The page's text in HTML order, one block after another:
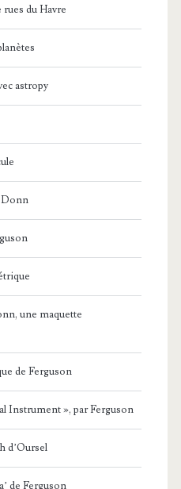
du Havre
astropy
Donn
une maquette
de Ferguson
Instrument », par Ferguson
d’Oursel
de Ferguson